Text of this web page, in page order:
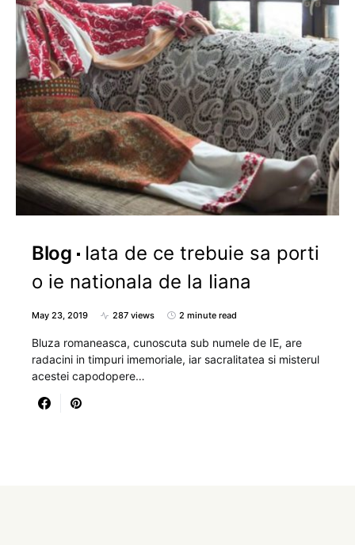
Blog
Iata de ce trebuie sa porti
o ie nationala de la Iiana
May 23, 2019 287 views 2 minute read
Bluza romaneasca, cunoscuta sub numele de IE, are
radacini in timpuri imemoriale, iar sacralitatea si misterul
acestei capodopere…